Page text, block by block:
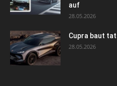
auf
28.05.2026
Cupra baut
28.05.2026